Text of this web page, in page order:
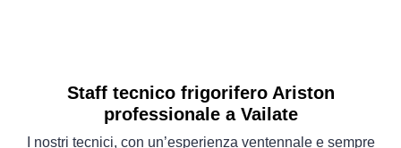
Staff tecnico frigorifero Ariston
professionale a Vailate
I nostri tecnici, con un’esperienza ventennale e sempre